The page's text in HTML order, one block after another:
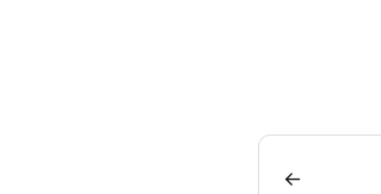
←